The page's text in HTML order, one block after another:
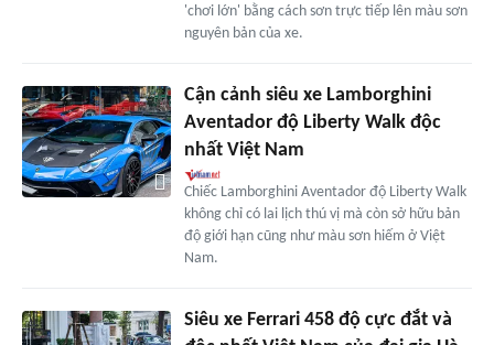
'chơi lớn' bằng cách sơn trực tiếp lên màu sơn
nguyên bản của xe.
Cận cảnh siêu xe Lamborghini
Aventador độ Liberty Walk độc
nhất Việt Nam
Chiếc Lamborghini Aventador độ Liberty Walk
không chỉ có lai lịch thú vị mà còn sở hữu bản
độ giới hạn cũng như màu sơn hiếm ở Việt
Nam.
Siêu xe Ferrari 458 độ cực đắt và